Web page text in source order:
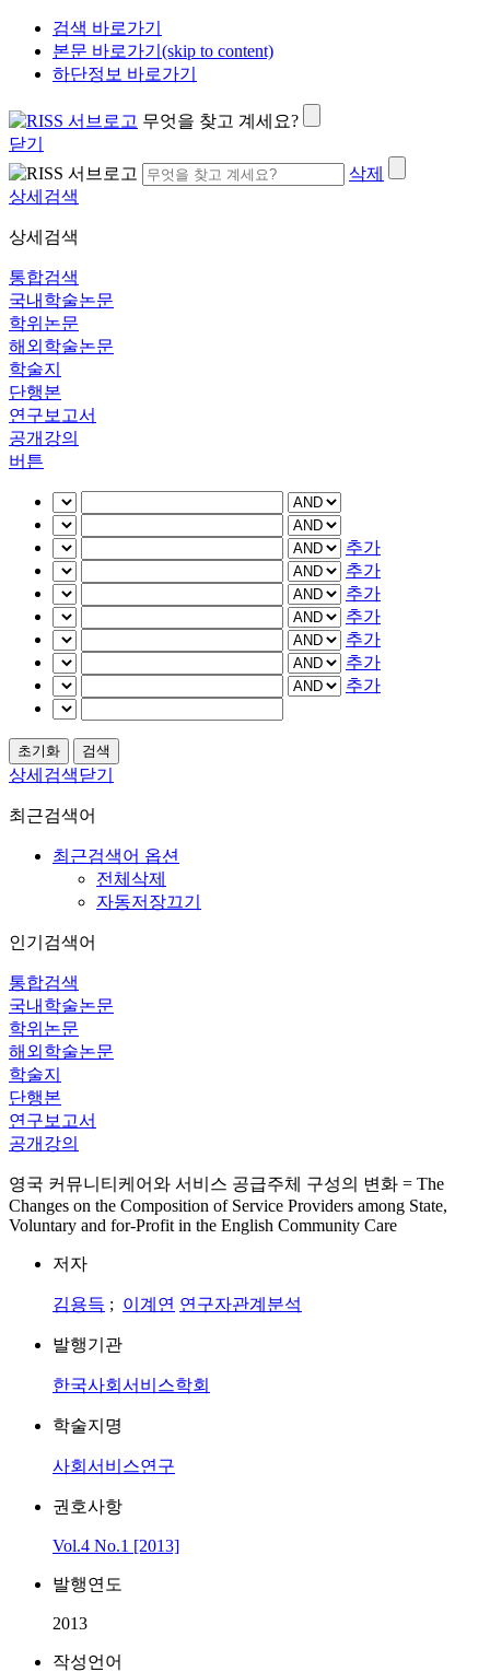
검색 바로가기
본문 바로가기(skip to content)
하단정보 바로가기
무엇을 찾고 계세요?
닫기
삭제
상세검색
상세검색
통합검색
국내학술논문
학위논문
해외학술논문
학술지
단행본
연구보고서
공개강의
버튼
추가
추가
추가
추가
추가
추가
추가
상세검색닫기
최근검색어
최근검색어 옵션
전체삭제
자동저장끄기
인기검색어
통합검색
국내학술논문
학위논문
해외학술논문
학술지
단행본
연구보고서
공개강의
영국 커뮤니티케어와 서비스 공급주체 구성의 변화 = The
Changes on the Composition of Service Providers among State,
Voluntary and for-Profit in the English Community Care
저자
김용득 ; 이계연 연구자관계분석
발행기관
한국사회서비스학회
학술지명
사회서비스연구
권호사항
Vol.4 No.1 [2013]
발행연도
2013
작성언어